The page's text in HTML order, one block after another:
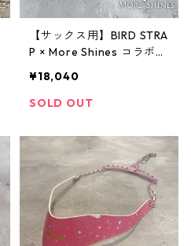
【サックス用】BIRD STRA
P × More Shines コラボモ
¥18,040
SOLD OUT